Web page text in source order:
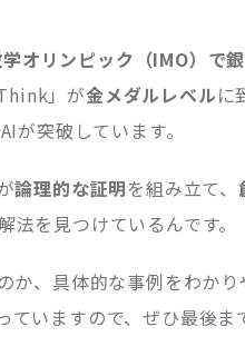
オリンピック（IMO）で
」が金メダルレベルに
突破しています。
論理的な証明を組み立て、
を見つけているんです。
か、具体的な事例をわかり
ていますので、ぜひ最後ま